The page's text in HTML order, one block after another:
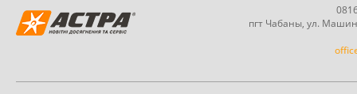
пгт Чабаны, ул.